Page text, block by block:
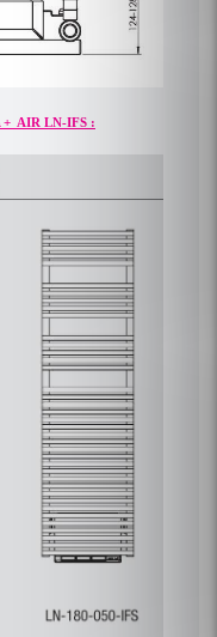
+ AIR LN-IFS :